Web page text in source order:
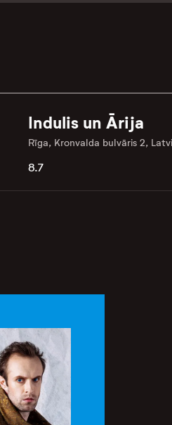
Indulis un Ārija
Rīga, Kronvalda bulvāris 2,
8.7